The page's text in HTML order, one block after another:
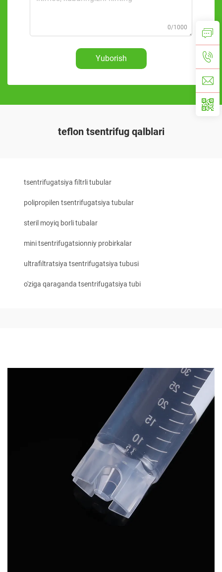
0/1000
Yuborish
teflon tsentrifug qalblari
tsentrifugatsiya filtrli tubular
polipropilen tsentrifugatsiya tubular
steril moyiq borli tubalar
mini tsentrifugatsionniy probirkalar
ultrafiltratsiya tsentrifugatsiya tubusi
o'ziga qaraganda tsentrifugatsiya tubi